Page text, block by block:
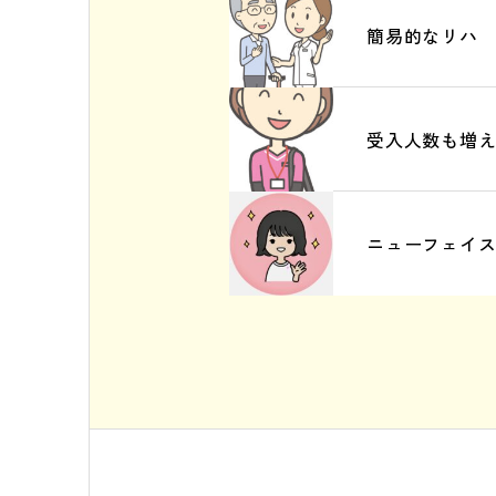
簡易的なリハ
受入人数も増
ニューフェイス